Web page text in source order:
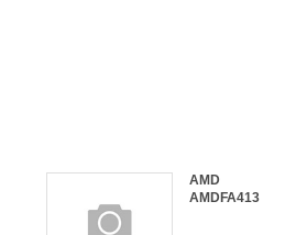
AMD
AMDFA413